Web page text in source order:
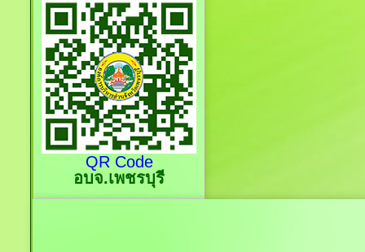
QR Code
อบจ.เพชรบุรี